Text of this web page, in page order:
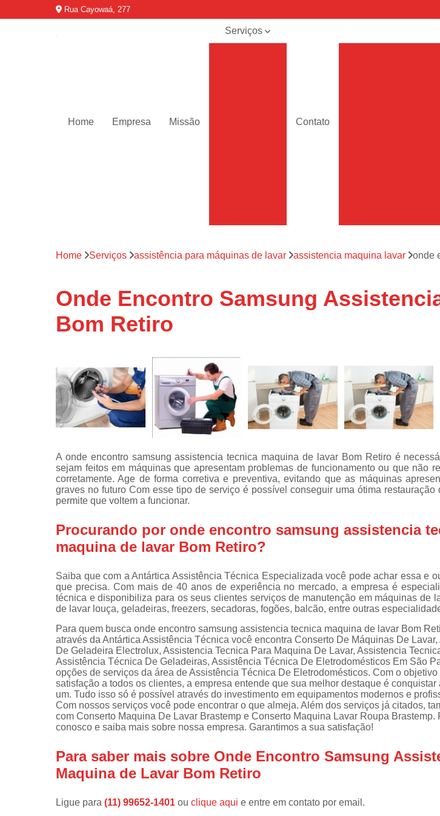
Rua Cayowaá, 277
Home Empresa Missão
Serviços
refrigeradores
técnica de
técnicas de
fogão
Conserto de
máquinas de
lavar
Consertos de
adega
geladeiras
expositoras
Instalação de
máquinas de
lavar roupa
lava e seca
Manutenções
de fogão
Manutenções
em freezer
Contato
Assistencia
Assistencia
Assistencia
Electrolux
Assistencia Tecnica
Assistencia
Refrigerador
Assistencia Tecnica
Assistencia
Assistencia
Assistencia
Assistancia
Home Serviços assistência para máquinas de lavar assistencia maquina lavar onde
Onde Encontro Samsung
Bom Retiro
A onde encontro samsung assistencia tecnica maquina de lavar Bom Retiro é
sejam feitos em máquinas que apresentam problemas de funcionamento ou que não
corretamente. Age de forma corretiva e preventiva, evitando que as máquinas
graves no futuro Com esse tipo de serviço é possível conseguir uma ótima restauração
permite que voltem a funcionar.
Procurando por onde encontro samsung assistencia
maquina de lavar Bom Retiro?
Saiba que com a Antártica Assistência Técnica Especializada você pode achar essa e
que precisa. Com mais de 40 anos de experiência no mercado, a empresa é
técnica e disponibiliza para os seus clientes serviços de manutenção em máquinas de
de lavar louça, geladeiras, freezers, secadoras, fogões, balcão, entre outras
Para quem busca onde encontro samsung assistencia tecnica maquina de lavar Bom
através da Antártica Assistência Técnica você encontra Conserto De Máquinas De
De Geladeira Electrolux, Assistencia Tecnica Para Maquina De Lavar, Assistencia
Assistência Técnica De Geladeiras, Assistência Técnica De Eletrodomésticos Em São
opções de serviços da área de Assistência Técnica De Eletrodomésticos. Com o objetivo
satisfação a todos os clientes, a empresa entende que sua melhor destaque é conquistar
um. Tudo isso só é possível através do investimento em equipamentos modernos e
Com nossos serviços você pode encontrar o que almeja. Além dos serviços já citados,
com Conserto Maquina De Lavar Brastemp e Conserto Maquina Lavar Roupa Brastemp.
conosco e saiba mais sobre nossa empresa. Garantimos a sua satisfação!
Para saber mais sobre Onde Encontro Samsung
Maquina de Lavar Bom Retiro
Ligue para (11) 99652-1401 ou clique aqui e entre em contato por email.